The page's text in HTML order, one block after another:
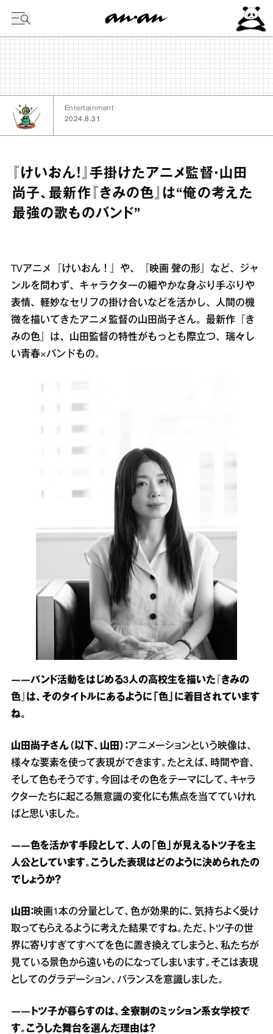
Entertainment
2024.8.31
『けいおん！』手掛けたアニメ監督・山田
尚子、最新作『きみの色』は“俺の考えた
最強の歌ものバンド”
TVアニメ『けいおん！』や、『映画 聲の形』など、ジャ
ンルを問わず、キャラクターの細やかな身ぶり手ぶりや
表情、軽妙なセリフの掛け合いなどを活かし、人間の機
微を描いてきたアニメ監督の山田尚子さん。最新作『き
みの色』は、山田監督の特性がもっとも際立つ、瑞々し
い青春×バンドもの。
――バンド活動をはじめる3人の高校生を描いた『きみの
色』は、そのタイトルにあるように「色」に着目されています
ね。
山田尚子さん（以下、山田）： アニメーションという映像は、
様々な要素を使って表現ができます。たとえば、時間や音、
そして色もそうです。今回はその色をテーマにして、キャラ
クターたちに起こる無意識の変化にも焦点を当てていけれ
ばと思いました。
――色を活かす手段として、人の「色」が見えるトツ子を主
人公としています。こうした表現はどのように決められたの
でしょうか？
山田：映画1本の分量として、色が効果的に、気持ちよく受け
取ってもらえるように考えた結果ですね。ただ、トツ子の世
界に寄りすぎてすべてを色に置き換えてしまうと、私たちが
見ている景色から遠いものになってしまいます。そこは表現
としてのグラデーション、バランスを意識しました。
――トツ子が暮らすのは、全寮制のミッション系女学校で
す。こうした舞台を選んだ理由は？